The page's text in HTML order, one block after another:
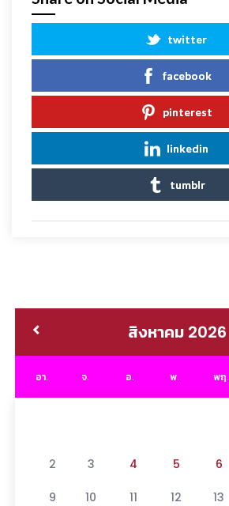
twitter
facebook
pinterest
linkedin
tumblr
สิงหาคม 2026
อา. จ. อ. พ. พฤ.
2 3 4 5 6
9 10 11 12 13